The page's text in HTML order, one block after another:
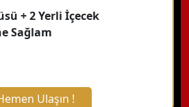
+ 2 Yerli İçecek
Sağlam
Ulaşın !